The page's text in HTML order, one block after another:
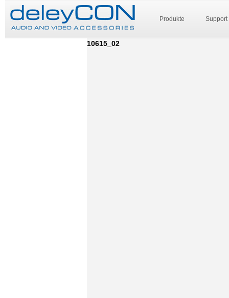
Produkte Support
10615_02